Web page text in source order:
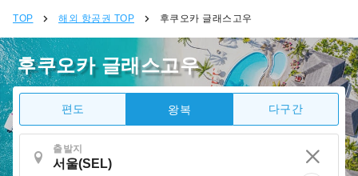
TOP 해외 항공권 TOP 후쿠오카 글래스고우
후쿠오카 글래스고우
편도 왕복 다구간
출발지